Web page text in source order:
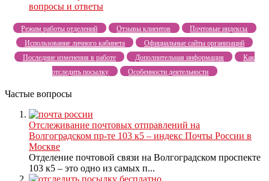
вопросы и ответы
Режим работы отделений Отзывы клиентов
Почтовые индексы
Использование личного кабинета
Официальные сайты организаций
Последние изменения в работе
Дополнительная информация
Как
отследить посылку
Особенности деятельности
Частые вопросы
Отслеживание почтовых отправлений на
Волгоградском пр-те 103 к5 – индекс Почты России в
Москве
Отделение почтовой связи на Волгоградском проспекте
103 к5 – это одно из самых п...